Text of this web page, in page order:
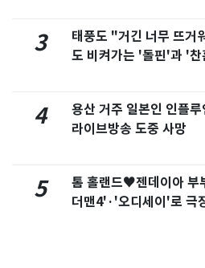
3
태풍도 "거긴 너무 뜨
도 비켜가는 '돌핀'과 '
4
용산 거주 일본인 인플
라이브방송 도중 사망
5
톰 홀랜드♥젠데이아 부
더맨4'·'오디세이'로 극